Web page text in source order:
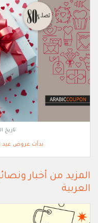
تاريخ
بدأت عروض عيد
المزيد من أخبار
العربية